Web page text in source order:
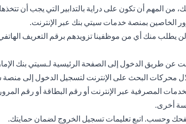
المهم أن تكون على دراية بالتدابير التي يجب أن
الخاصين بمنصة خدمات سيتي بنك عبر الإنترنت.
يطلب منك أي من موظفينا تزويدهم برقم التعريف
عن طريق الدخول إلى الصفحة الرئيسية لـسيتي بنك
محركات البحث على الإنترنت لتسجيل الدخول إلى
المصرفية عبر الإنترنت أو رقم البطاقة أو رقم
أخرى.
وحسب. اتبع تعليمات تسجيل الخروج لضمان حمايتك.